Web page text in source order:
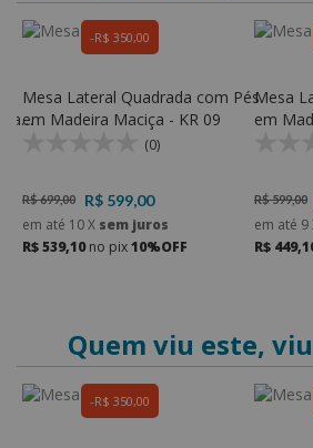
R$ 350,00
Mesa Lateral Quadrada com Pés
em Madeira Maciça - KR 09
(0)
R$ 699,00
R$ 599,00
em até 10X sem juros
R$ 539,10no pix10%OFF
Mesa
em
R$ 599,00
em até 9
R$
Quem viu este,
R$ 350,00